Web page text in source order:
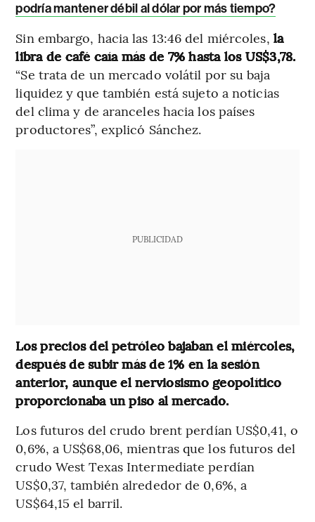
podría mantener débil al dólar por más tiempo?
Sin embargo, hacia las 13:46 del miércoles, la
libra de café caía más de 7% hasta los US$3,78.
“Se trata de un mercado volátil por su baja
liquidez y que también está sujeto a noticias
del clima y de aranceles hacia los países
productores”, explicó Sánchez.
PUBLICIDAD
Los precios del petróleo bajaban el miércoles,
después de subir más de 1% en la sesión
anterior, aunque el nerviosismo geopolítico
proporcionaba un piso al mercado.
Los futuros del crudo brent perdían US$0,41, o
0,6%, a US$68,06, mientras que los futuros del
crudo West Texas Intermediate perdían
US$0,37, también alrededor de 0,6%, a
US$64,15 el barril.